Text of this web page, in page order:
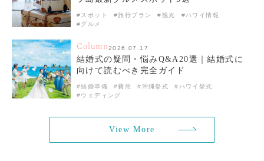
#スポット
#旅行プラン #観光
#ハワイ情報
#グルメ
Column2026.07.17
結婚式の疑問・悩みQ&A20選｜結婚式に
向けて読むべき完全ガイド
#結婚準備
#費用 #沖縄挙式
#ハワイ挙式
#ウェディング
View More